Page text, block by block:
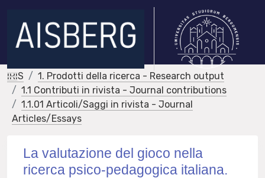
IRIS
1. Prodotti della ricerca - Research output
1.1 Contributi in rivista - Journal contributions
1.1.01 Articoli/Saggi in rivista - Journal
Articles/Essays
La valutazione del gioco nella
ricerca psico-pedagogica italiana.